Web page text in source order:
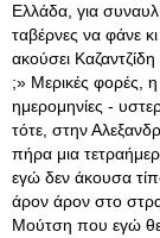
Ελλάδα, για
ταβέρνες να φάνε
ακούσει
;» Μερικές φορές, η
ημερομηνίες -
τότε, στην
πήρα μια
εγώ δεν άκουσα
άρον άρον στο
Μούτση που εγώ